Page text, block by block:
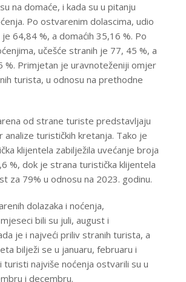
na domaće, i kada su u pitanju
Po ostvarenim dolascima, udio
je 64,84 %, a domaćih 35,16 %. Po
učešće stranih je 77, 45 %, a
%. Primjetan je uravnoteženiji omjer
turista, u odnosu na prethodne
od strane turiste predstavljaju
analize turističkih kretanja. Tako je
klijentela zabilježila uvećanje broja
%, dok je strana turistička klijentela
za 79% u odnosu na 2023. godinu.
dolazaka i noćenja,
bili su juli, august i
je i najveći priliv stranih turista, a
bilježi se u januaru, februaru i
turisti najviše noćenja ostvarili su u
i decembru.